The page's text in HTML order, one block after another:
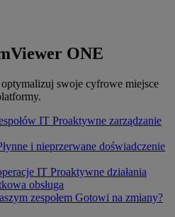
ONE
swoje cyfrowe miejsce
IT Proaktywne zarządzanie
i nieprzerwane doświadczenie
IT Proaktywne działania
obsługa
zespołem Gotowi na zmiany?